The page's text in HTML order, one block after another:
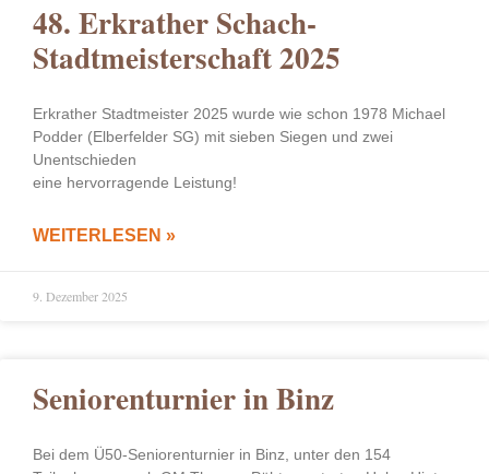
48. Erkrather Schach-
Stadtmeisterschaft 2025
Erkrather Stadtmeister 2025 wurde wie schon 1978 Michael
Podder (Elberfelder SG) mit sieben Siegen und zwei
Unentschieden
eine hervorragende Leistung!
WEITERLESEN »
9. Dezember 2025
Seniorenturnier in Binz
Bei dem Ü50-Seniorenturnier in Binz, unter den 154